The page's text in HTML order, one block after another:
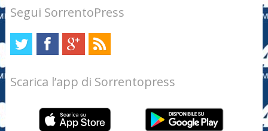
Segui SorrentoPress
Scarica l’app di Sorrentopress